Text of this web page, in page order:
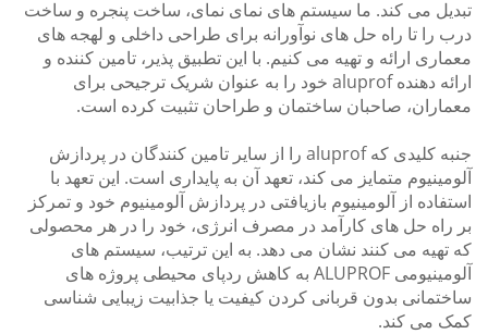
می کند. ما سیستم های نمای نمای، ساخت پنجره و ساخت
را تا راه حل های نوآورانه برای طراحی داخلی و لهجه های
ارائه و تهیه می کنیم. با این تطبیق پذیر، تامین کننده و
ارائه دهنده aluprof خود را به عنوان شریک ترجیحی برای
صاحبان ساختمان و طراحان تثبیت کرده است.
جنبه کلیدی که aluprof را از سایر تامین کنندگان در پردازش
متمایز می کند، تعهد آن به پایداری است. این تعهد با
از آلومینیوم بازیافتی در پردازش آلومینیوم خود و تمرکز
حل های کارآمد در مصرف انرژی، خود را در هر محصولی
می کنند نشان می دهد. به این ترتیب، سیستم های
آلومینیومی ALUPROF به کاهش ردپای محیطی پروژه های
بدون قربانی کردن کیفیت یا جذابیت زیبایی شناسی
می کند.